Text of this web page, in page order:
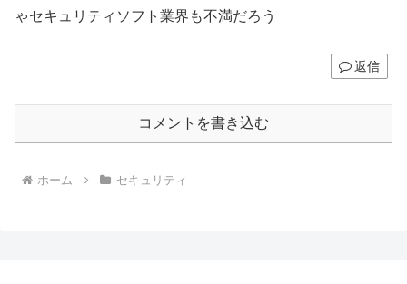
ゃセキュリティソフト業界も不満だろう
返信
コメントを書き込む
ホーム セキュリティ